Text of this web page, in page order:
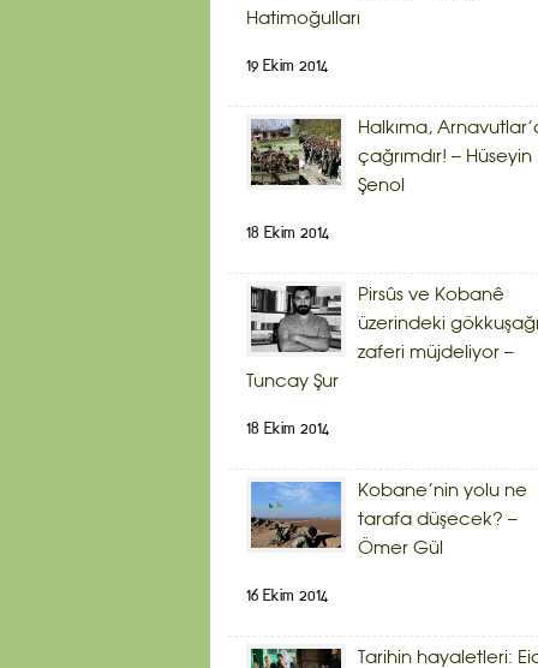
Hatimoğulları
19 Ekim 2014
Halkıma,
çağrımdır! – Hüseyin
Şenol
18 Ekim 2014
Pirsûs ve Kobanê
üzerindeki gökkuşağı
zaferi müjdeliyor –
Tuncay Şur
18 Ekim 2014
Kobane’nin yolu ne
tarafa düşecek? –
Ömer Gül
16 Ekim 2014
Tarihin hayaletleri: